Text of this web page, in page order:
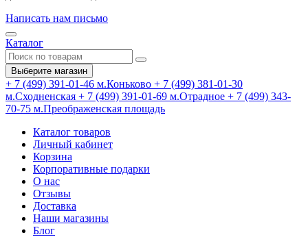
Написать нам письмо
Каталог
Выберите магазин
+ 7 (499) 391-01-46 м.Коньково + 7 (499) 381-01-30
м.Сходненская + 7 (499) 391-01-69 м.Отрадное + 7 (499) 343-
70-75 м.Преображенская площадь
Каталог товаров
Личный кабинет
Корзина
Корпоративные подарки
О нас
Отзывы
Доставка
Наши магазины
Блог